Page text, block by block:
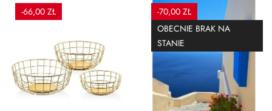
-66,00 ZŁ
-70,00 ZŁ
OBECNIE BRAK NA
STANIE